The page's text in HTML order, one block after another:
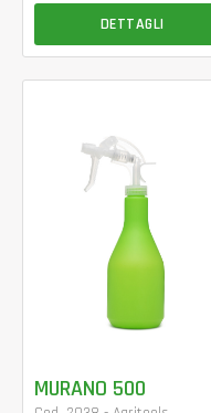
DETTAGLI
MURANO 500